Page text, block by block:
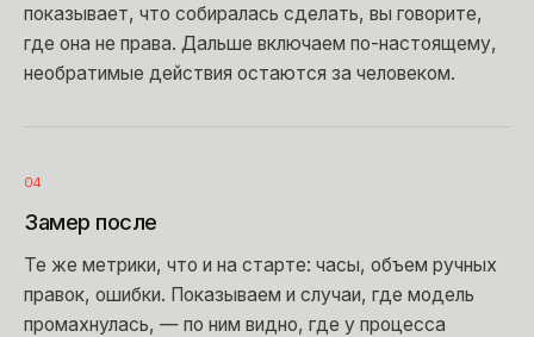
показывает, что собиралась сделать, вы говорите,
где она не права. Дальше включаем по-настоящему,
необратимые действия остаются за человеком.
04
Замер после
Те же метрики, что и на старте: часы, объем ручных
правок, ошибки. Показываем и случаи, где модель
промахнулась, — по ним видно, где у процесса